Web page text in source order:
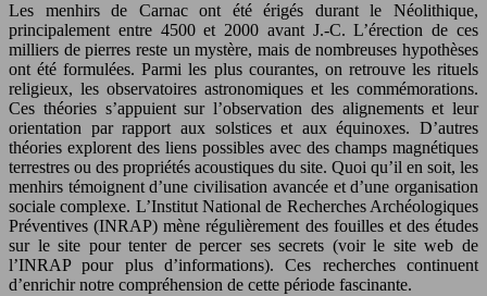
Les menhirs de Carnac ont été érigés durant le Néolithique,
principalement entre 4500 et 2000 avant J.-C. L’érection de ces
milliers de pierres reste un mystère, mais de nombreuses hypothèses
ont été formulées. Parmi les plus courantes, on retrouve les rituels
religieux, les observatoires astronomiques et les commémorations.
Ces théories s’appuient sur l’observation des alignements et leur
orientation par rapport aux solstices et aux équinoxes. D’autres
théories explorent des liens possibles avec des champs magnétiques
terrestres ou des propriétés acoustiques du site. Quoi qu’il en soit, les
menhirs témoignent d’une civilisation avancée et d’une organisation
sociale complexe. L’Institut National de Recherches Archéologiques
Préventives (INRAP) mène régulièrement des fouilles et des études
sur le site pour tenter de percer ses secrets (voir le site web de
l’INRAP pour plus d’informations). Ces recherches continuent
d’enrichir notre compréhension de cette période fascinante.